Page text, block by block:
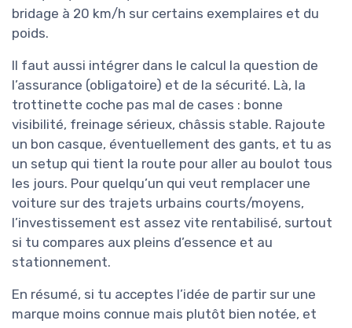
bridage à 20 km/h sur certains exemplaires et du
poids.
Il faut aussi intégrer dans le calcul la question de
l’assurance (obligatoire) et de la sécurité. Là, la
trottinette coche pas mal de cases : bonne
visibilité, freinage sérieux, châssis stable. Rajoute
un bon casque, éventuellement des gants, et tu as
un setup qui tient la route pour aller au boulot tous
les jours. Pour quelqu’un qui veut remplacer une
voiture sur des trajets urbains courts/moyens,
l’investissement est assez vite rentabilisé, surtout
si tu compares aux pleins d’essence et au
stationnement.
En résumé, si tu acceptes l’idée de partir sur une
marque moins connue mais plutôt bien notée, et